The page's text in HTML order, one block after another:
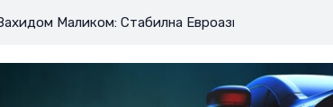
Маликом: Стабилна Евроазија је у интересу свих